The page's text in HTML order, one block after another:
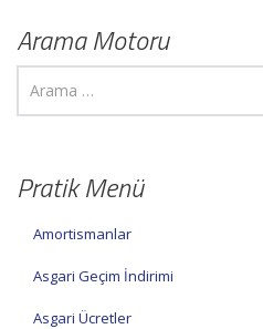
Arama Motoru
Pratik Menü
Amortismanlar
Asgari Geçim İndirimi
Asgari Ücretler